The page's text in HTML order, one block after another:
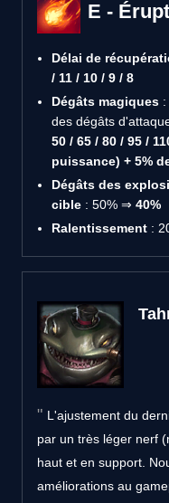
E -
Délai de
/ 11 / 10 / 9 / 8
Dégâts magiques
des dégâts
50 / 65 / 80 / 95 /
puissance) + 5%
Dégâts des
cible : 50% ⇒ 40%
Ralentissement :
L'ajustement du
par un très léger nerf
haut et en support.
améliorations au